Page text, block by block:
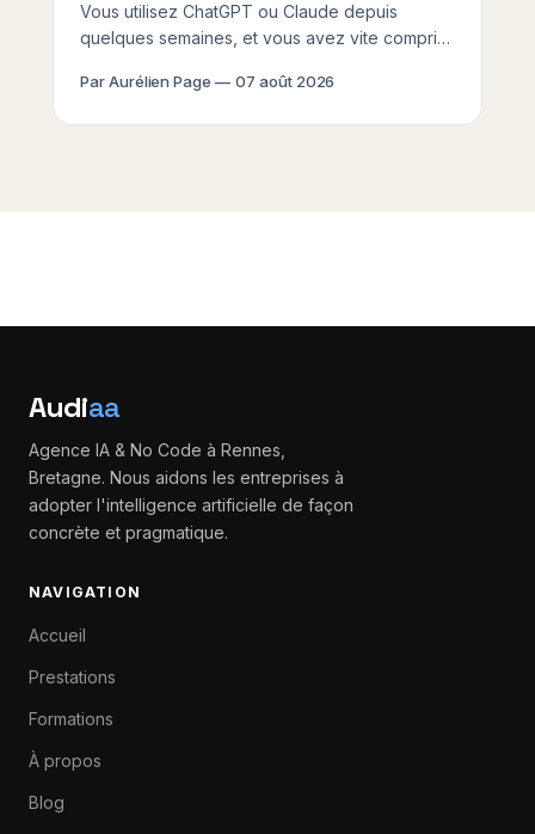
Vous utilisez ChatGPT ou Claude depuis
quelques semaines, et vous avez vite compris
commandes en cours, de votre CRM ou de
Par Aurélien Page 07 août 2026
Audiaa
Agence IA & No Code à Rennes,
Bretagne. Nous aidons les entreprises à
adopter l'intelligence artificielle de façon
concrète et pragmatique.
NAVIGATION
Accueil
Prestations
Formations
À propos
Blog